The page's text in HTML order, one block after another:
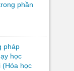
phần
pháp
học
(Hóa học